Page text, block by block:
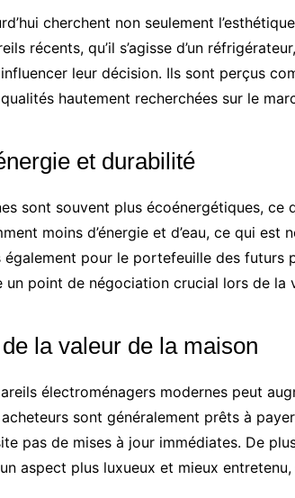
cherchent non seulement
récents, qu’il s’agisse d’un
leur décision. Ils sont perçus
hautement recherchées sur le
et durabilité
sont souvent plus écoénergétiques, ce
moins d’énergie et d’eau, ce qui est
également pour le portefeuille des
un point de négociation crucial lors de la
la valeur de la maison
électroménagers modernes peut
sont généralement prêts à
pas de mises à jour immédiates. De
aspect plus luxueux et mieux